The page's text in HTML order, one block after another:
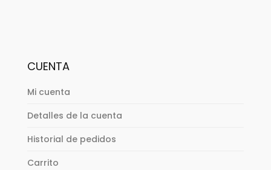
CUENTA
Mi cuenta
Detalles de la cuenta
Historial de pedidos
Carrito